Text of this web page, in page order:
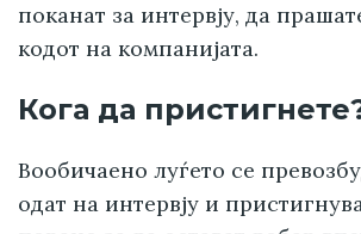
поканат за интервју, да
кодот на компанијата.
Кога да
Вообичаено луѓето се
одат на интервју и